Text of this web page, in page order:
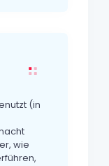
(in
wie